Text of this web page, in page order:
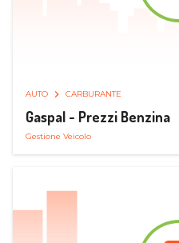
AUTO CARBURANTE
Gaspal - Prezzi Benzina
Gestione Veicolo